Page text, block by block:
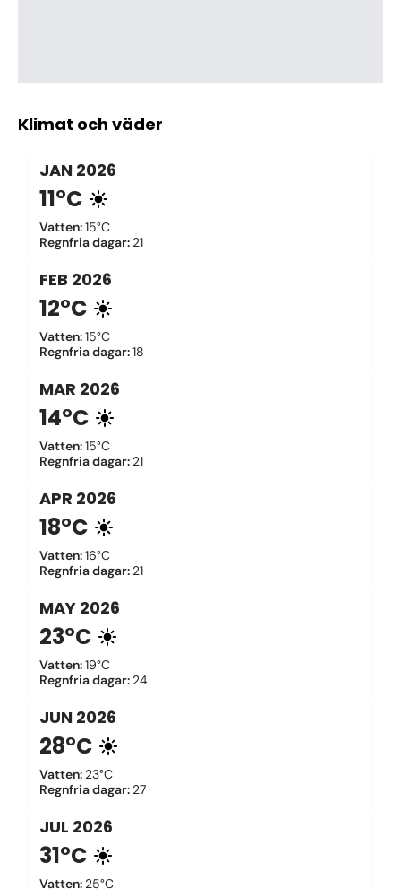
Klimat och väder
JAN 2026
11°C
Vatten:15°C
Regnfria dagar: 21
FEB 2026
12°C
Vatten:15°C
Regnfria dagar:18
MAR 2026
14°C
Vatten:15°C
Regnfria dagar: 21
APR 2026
18°C
Vatten:16°C
Regnfria dagar: 21
MAY 2026
23°C
Vatten:19°C
Regnfria dagar: 24
JUN 2026
28°C
Vatten: 23°C
Regnfria dagar: 27
JUL 2026
31°C
Vatten: 25°C